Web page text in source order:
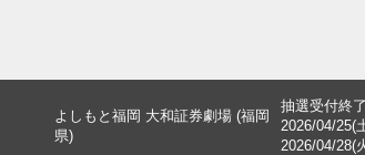
よしもと福岡 大和証券劇場 (福岡
県)
抽選受付終了
2026/04/25(
2026/04/28(